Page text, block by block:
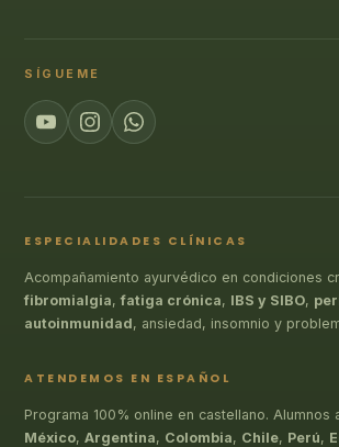
SÍGUEME
ESPECIALIDADES CLÍNICAS
Acompañamiento ayurvédico en condiciones
fibromialgia,fatiga crónica, IBS y SIBO,
autoinmunidad, ansiedad, insomnio y
ATENDEMOS EN ESPAÑOL
Programa 100% online en castellano. Alumnos
México, Argentina, Colombia, Chile, Perú,